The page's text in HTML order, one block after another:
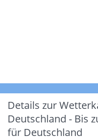
Details zur
Deutschland - Bis
für Deutschland